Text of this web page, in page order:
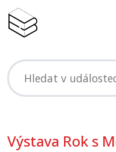
Výstava Rok s